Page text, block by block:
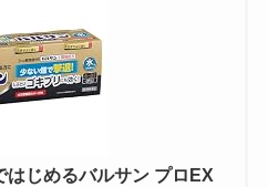
はじめるバルサン プロEX